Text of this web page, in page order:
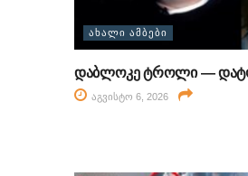
ᲐᲮᲐᲚᲘ ᲐᲛᲑᲔᲑᲘ
დაბლოკე ტროლი —
აგვისტო 6, 2026